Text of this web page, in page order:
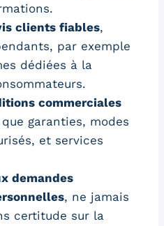
clients fiables,
par exemple
dédiées à la
commerciales
garanties, modes
et services
demandes
, ne jamais
certitude sur la